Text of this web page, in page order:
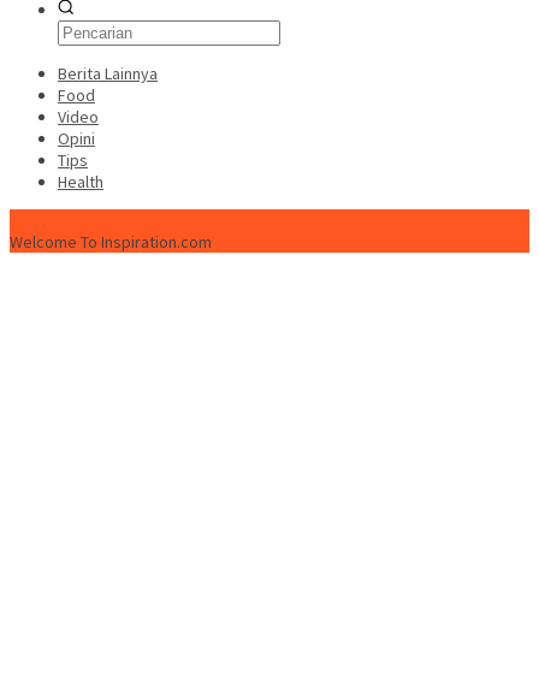
Berita Lainnya
Food
Video
Opini
Tips
Health
Welcome To Inspiration.com